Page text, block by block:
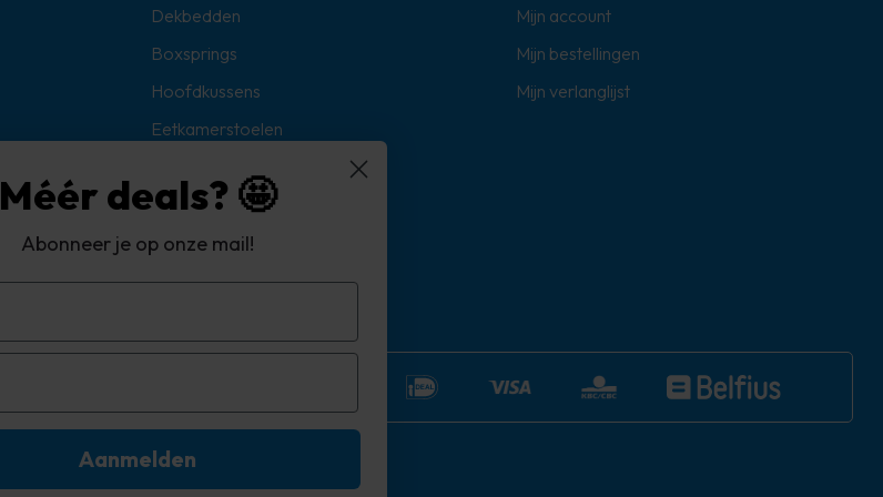
Dekbedden
Boxsprings
Hoofdkussens
Eetkamerstoelen
Hoekbanken
Mijn account
Mijn bestellingen
Mijn verlanglijst
Méér deals? 🤩
Abonneer je op onze mail!
Aanmelden